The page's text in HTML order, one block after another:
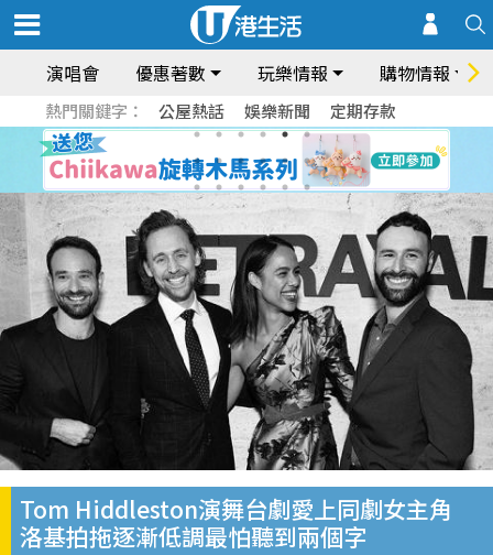
演唱會 優惠著數 玩樂情報 購物情報
熱門關鍵字： 公屋熱話 娛樂新聞 定期存款
Tom Hiddleston演舞台劇愛上同劇女主角
洛基拍拖逐漸低調最怕聽到兩個字